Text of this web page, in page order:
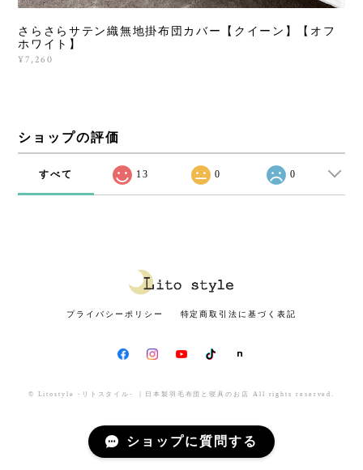
さらさらサテン織無地掛布団カバー【クイーン】【オフ
ホワイト】
¥7,260
ショップの評価
すべて 13 0 0
プライバシーポリシー 特定商取引法に基づく表記
© Litostyle -リトスタイル- ｜日本製羽毛布団と寝具のお店 All rights reserved.
ショップに質問する